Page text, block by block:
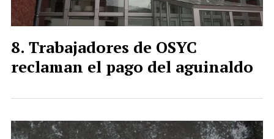
Trabajadores de OSYC
reclaman el pago del aguinaldo